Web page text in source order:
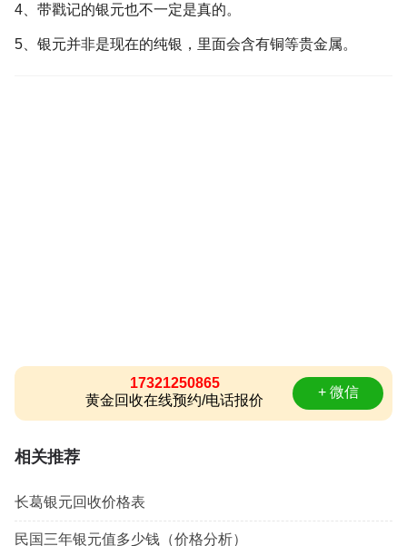
4、带戳记的银元也不一定是真的。
5、银元并非是现在的纯银，里面会含有铜等贵金属。
17321250865
黄金回收在线预约/电话报价
+ 微信
相关推荐
长葛银元回收价格表
民国三年银元值多少钱（价格分析）